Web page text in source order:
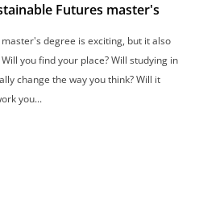
Futures master's
degree is exciting, but it also
you find your place? Will studying in
change the way you think? Will it
you...